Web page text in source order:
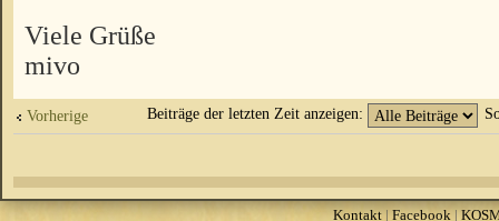
Viele Grüße
mivo
Vorherige Beiträge der letzten Zeit anzeigen:
Kontakt| Facebook |